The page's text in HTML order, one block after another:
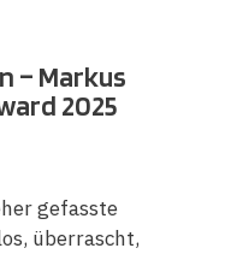
– Markus
2025
gefasste
überrascht,